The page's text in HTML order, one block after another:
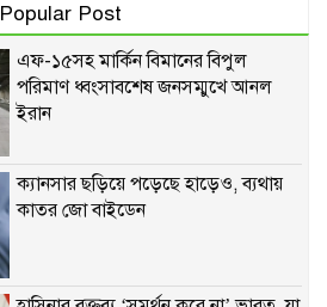
Popular Post
এফ-১৫সহ মার্কিন বিমানের বিপুল
পরিমাণ ধ্বংসাবশেষ জনসম্মুখে আনল
ইরান
ক্যানসার ছড়িয়ে পড়েছে হাড়েও, ব্যথায়
কাতর জো বাইডেন